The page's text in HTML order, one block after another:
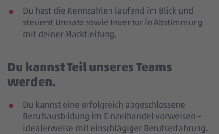
Du hast die Kennzahlen laufend im Blick und
steuerst Umsatz sowie Inventur in Abstimmung
mit deiner Marktleitung.
Du kannst Teil unseres Teams
werden.
Du kannst eine erfolgreich abgeschlossene
Berufsausbildung im Einzelhandel vorweisen –
idealerweise mit einschlägiger Berufserfahrung.